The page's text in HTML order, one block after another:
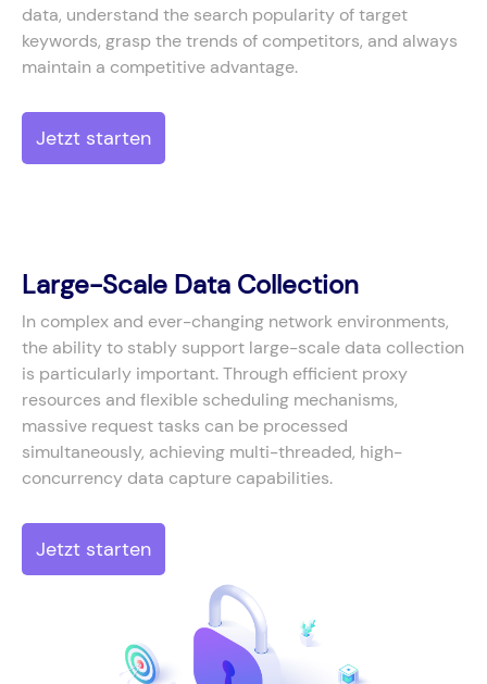
data, understand the search popularity of target
keywords, grasp the trends of competitors, and always
maintain a competitive advantage.
Jetzt starten
Large-Scale Data Collection
In complex and ever-changing network environments,
the ability to stably support large-scale data collection
is particularly important. Through efficient proxy
resources and flexible scheduling mechanisms,
massive request tasks can be processed
simultaneously, achieving multi-threaded, high-
concurrency data capture capabilities.
Jetzt starten